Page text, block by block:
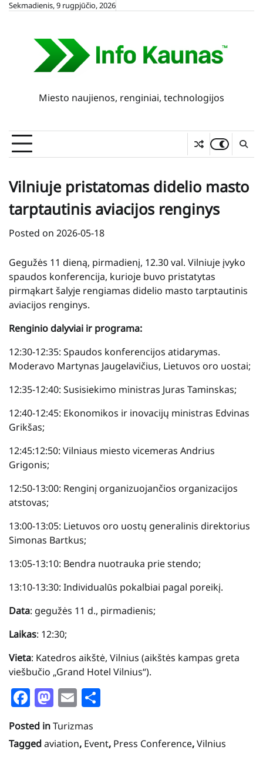
SkipSekmadienis, 9 rugpjūčio, 2026
Miesto naujienos, renginiai, technologijos
Vilniuje pristatomas didelio masto
tarptautinis aviacijos renginys
Posted on 2026-05-18
Gegužės 11 dieną, pirmadienį, 12.30 val. Vilniuje įvyko
spaudos konferencija, kurioje buvo pristatytas
pirmąkart šalyje rengiamas didelio masto tarptautinis
aviacijos renginys.
Renginio dalyviai ir programa:
12:30-12:35: Spaudos konferencijos atidarymas.
Moderavo Martynas Jaugelavičius, Lietuvos oro uostai;
12:35-12:40: Susisiekimo ministras Juras Taminskas;
12:40-12:45: Ekonomikos ir inovacijų ministras Edvinas
Grikšas;
12:45:12:50: Vilniaus miesto vicemeras Andrius
Grigonis;
12:50-13:00: Renginį organizuojančios organizacijos
atstovas;
13:00-13:05: Lietuvos oro uostų generalinis direktorius
Simonas Bartkus;
13:05-13:10: Bendra nuotrauka prie stendo;
13:10-13:30: Individualūs pokalbiai pagal poreikį.
Data: gegužės 11 d., pirmadienis;
Laikas: 12:30;
Vieta: Katedros aikštė, Vilnius (aikštės kampas greta
viešbučio „Grand Hotel Vilnius“).
Facebook
Mastodon
Email
Posted inTurizmas
Taggedaviation, Event, Press Conference,Vilnius